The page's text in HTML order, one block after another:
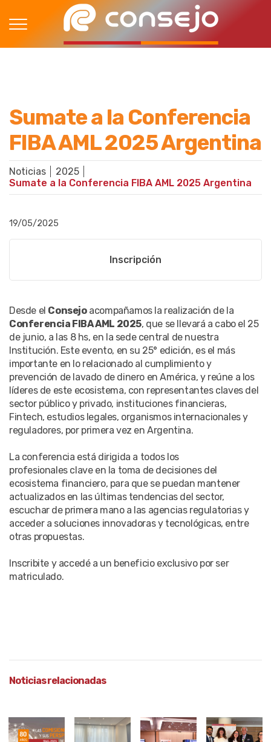
Sumate a la Conferencia
FIBA AML 2025 Argentina
Noticias
2025
Sumate a la Conferencia FIBA AML 2025 Argentina
19/05/2025
Inscripción
Desde el Consejoacompañamos la realización de la
Conferencia FIBA AML 2025, que se llevará a cabo el 25
de junio, a las 8 hs, en la sede central de nuestra
Institución. Este evento, en su 25° edición, es el más
importante en lo relacionado al cumplimiento y
prevención de lavado de dinero en América, y reúne a los
líderes de este ecosistema, con representantes claves del
sector público y privado, instituciones financieras,
Fintech, estudios legales, organismos internacionales y
reguladores, por primera vez en Argentina.
La conferencia está dirigida a todos los
profesionales clave en la toma de decisiones del
ecosistema financiero, para que se puedan mantener
actualizados en las últimas tendencias del sector,
escuchar de primera mano a las agencias regulatorias y
acceder a soluciones innovadoras y tecnológicas, entre
otras propuestas.
Inscribite y accedé a un beneficio exclusivo por ser
matriculado.
Noticias relacionadas